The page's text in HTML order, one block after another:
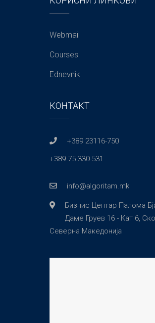
Webmail
Courses
Ednevnik
КОНТАКТ
+389 23116-750
+389 75 330-531
info@algoritam.mk
Бизнис Центар Палома
Даме Груев 16 - Кат 6,
Северна Македонија